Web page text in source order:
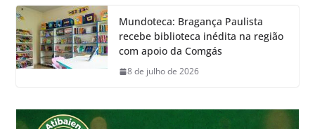
Mundoteca: Bragança Paulista
recebe biblioteca inédita na região
com apoio da Comgás
8 de julho de 2026